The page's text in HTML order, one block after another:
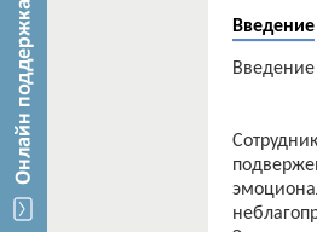
Введение
Введение